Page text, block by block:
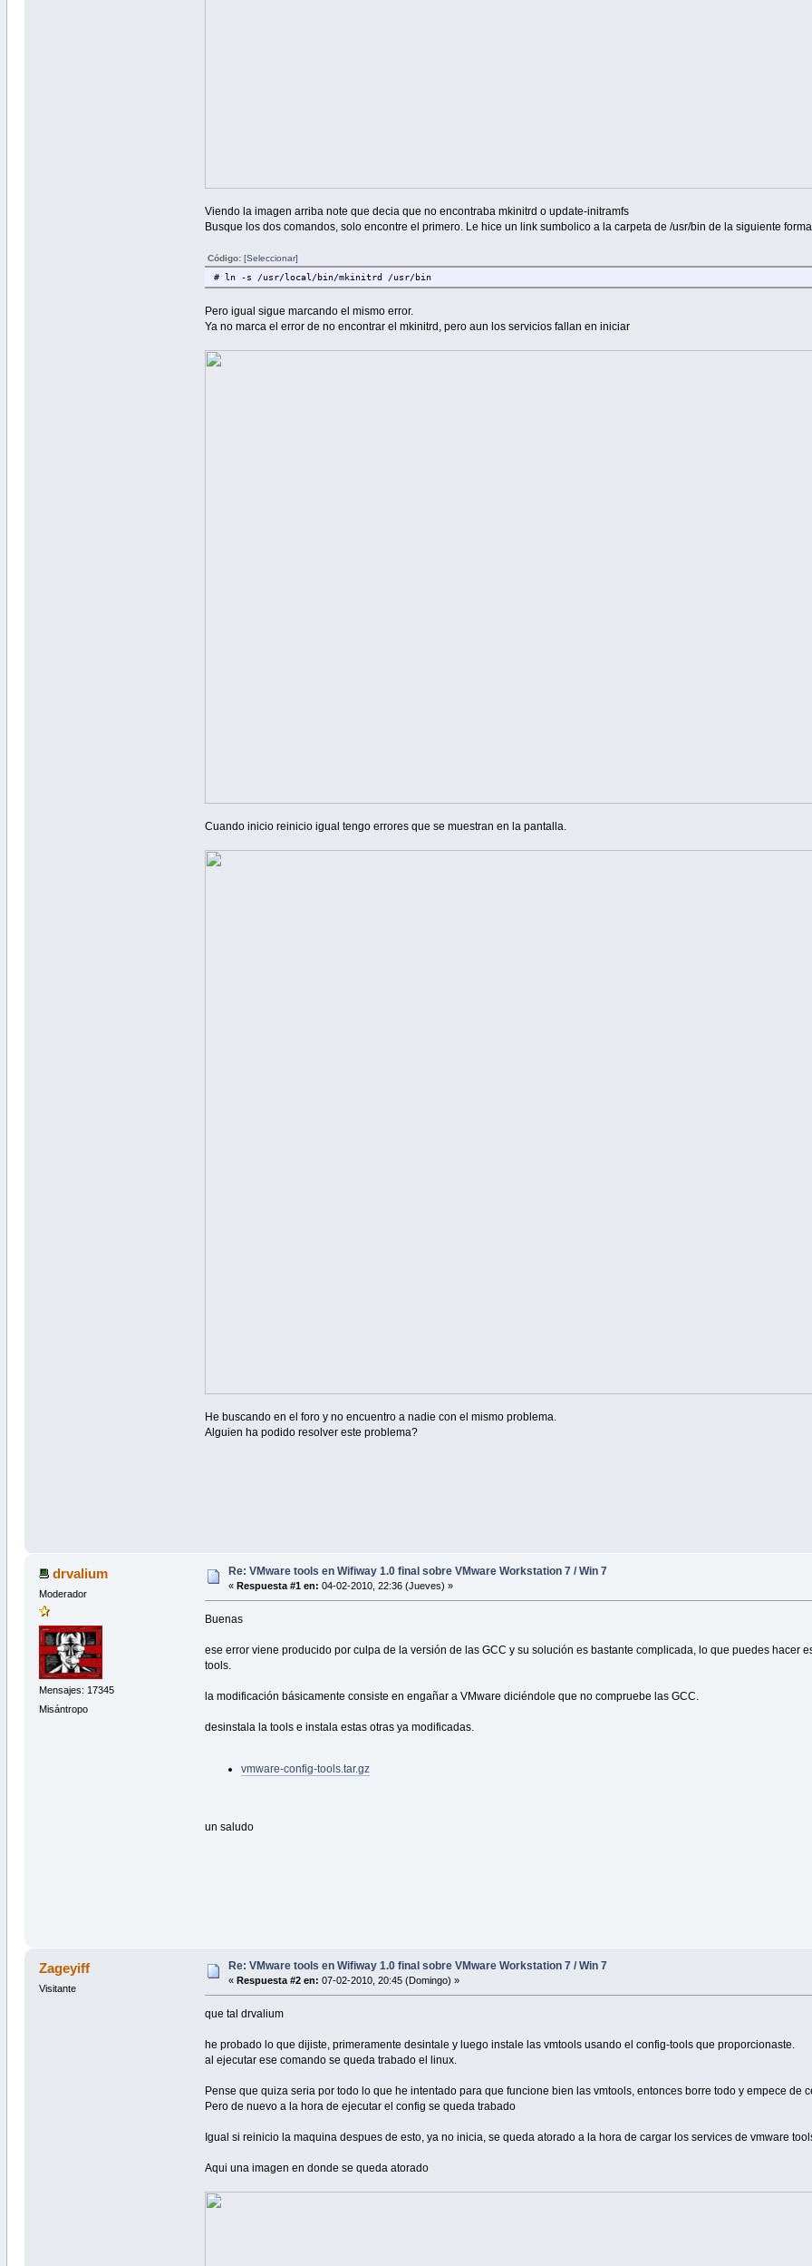
Viendo la imagen arriba note que decia que no encontraba mkinitrd o update-initramfs
Busque los dos comandos, solo encontre el primero. Le hice un link sumbolico a la carpeta de /usr/bin de la siguiente forma
Código:[Seleccionar]
# ln -s /usr/local/bin/mkinitrd /usr/bin
Pero igual sigue marcando el mismo error.
Ya no marca el error de no encontrar el mkinitrd, pero aun los servicios fallan en iniciar
Cuando inicio reinicio igual tengo errores que se muestran en la pantalla.
He buscando en el foro y no encuentro a nadie con el mismo problema.
Alguien ha podido resolver este problema?
drvalium
Moderador
Mensajes: 17345
Misántropo
Re: VMware tools en Wifiway 1.0 final sobre VMware Workstation 7 / Win 7
« Respuesta #1 en: 04-02-2010, 22:36 (Jueves) »
Buenas
ese error viene producido por culpa de la versión de las GCC y su solución es bastante complicada, lo que puedes hacer
tools.
la modificación básicamente consiste en engañar a VMware diciéndole que no compruebe las GCC.
desinstala la tools e instala estas otras ya modificadas.
vmware-config-tools.tar.gz
un saludo
Zageyiff
Visitante
Re: VMware tools en Wifiway 1.0 final sobre VMware Workstation 7 / Win 7
« Respuesta #2 en: 07-02-2010, 20:45 (Domingo) »
que tal drvalium
he probado lo que dijiste, primeramente desintale y luego instale las vmtools usando el config-tools que proporcionaste.
al ejecutar ese comando se queda trabado el linux.
Pense que quiza seria por todo lo que he intentado para que funcione bien las vmtools, entonces borre todo y empece de
Pero de nuevo a la hora de ejecutar el config se queda trabado
Igual si reinicio la maquina despues de esto, ya no inicia, se queda atorado a la hora de cargar los services de vmware
Aqui una imagen en donde se queda atorado